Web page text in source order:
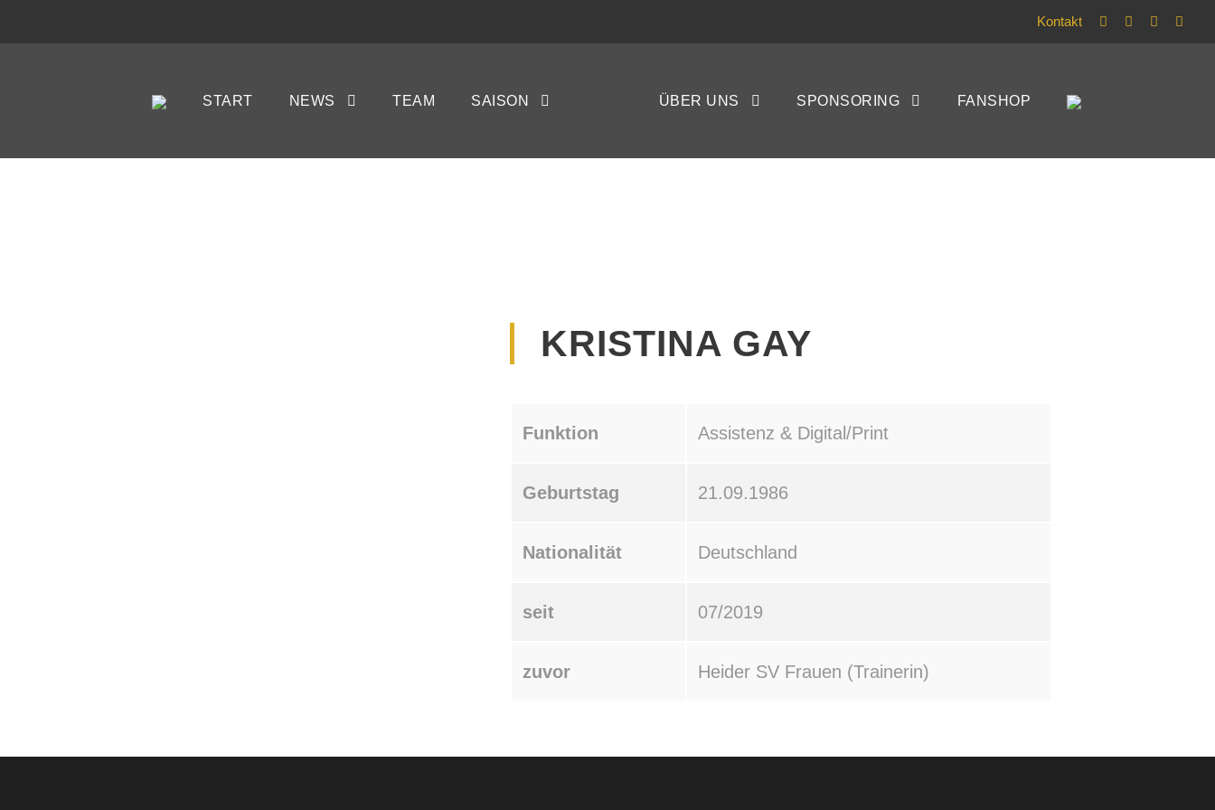
Kontakt
START NEWS TEAM SAISON ÜBER UNS SPONSORING FANSHOP
KRISTINA GAY
KRISTINA GAY
Funktion Assistenz & Digital/Print
Geburtstag 21.09.1986
Nationalität Deutschland
seit 07/2019
zuvor Heider SV Frauen (Trainerin)